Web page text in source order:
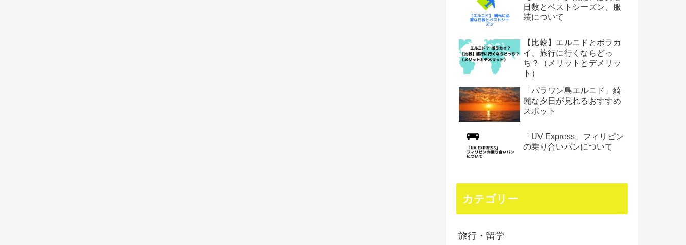
日数とベストシーズン、服
装について
【比較】エルニドとボラカ
イ、旅行に行くならどっ
ち？（メリットとデメリッ
ト）
「パラワン島エルニド」綺
麗な夕日が見れるおすすめ
スポット
「UV Express」フィリピン
の乗り合いバンについて
カテゴリー
旅行・留学